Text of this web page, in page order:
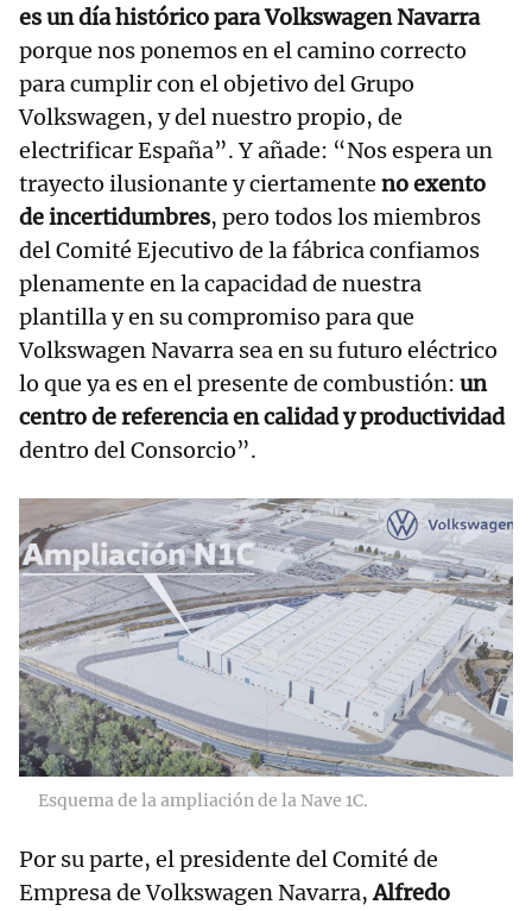
es un día histórico para Volkswagen Navarra
porque nos ponemos en el camino correcto
para cumplir con el objetivo del Grupo
Volkswagen, y del nuestro propio, de
electrificar España”. Y añade: “Nos espera un
trayecto ilusionante y ciertamente no exento
de incertidumbres, pero todos los miembros
del Comité Ejecutivo de la fábrica confiamos
plenamente en la capacidad de nuestra
plantilla y en su compromiso para que
Volkswagen Navarra sea en su futuro eléctrico
lo que ya es en el presente de combustión: un
centro de referencia en calidad y productividad
dentro del Consorcio”.
Esquema de la ampliación de la Nave 1C.
Por su parte, el presidente del Comité de
Empresa de Volkswagen Navarra,Alfredo